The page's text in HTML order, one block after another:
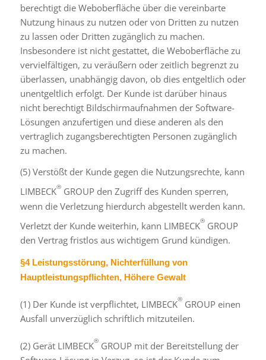
berechtigt die Weboberfläche über die vereinbarte
Nutzung hinaus zu nutzen oder von Dritten zu nutzen
zu lassen oder Dritten zugänglich zu machen.
Insbesondere ist nicht gestattet, die Weboberfläche zu
vervielfältigen, zu veräußern oder zeitlich begrenzt zu
überlassen, unabhängig davon, ob dies entgeltlich oder
unentgeltlich erfolgt. Der Kunde ist darüber hinaus
nicht berechtigt Bildschirmaufnahmen der Software-
Lösungen anzufertigen und diese anderen als den
vertraglich zugangsberechtigten Personen zugänglich
zu machen.
(5) Verstößt der Kunde gegen die Nutzungsrechte, kann
LIMBECK®GROUP den Zugriff des Kunden sperren,
wenn die Verletzung hierdurch abgestellt werden kann.
Verletzt der Kunde weiterhin, kann LIMBECK®GROUP
den Vertrag fristlos aus wichtigem Grund kündigen.
§4 Leistungsstörung, Nichterfüllung von
Hauptleistungspflichten, Höhere Gewalt
(1) Der Kunde ist verpflichtet, LIMBECK®GROUP einen
Ausfall unverzüglich schriftlich mitzuteilen.
(2) Gerät LIMBECK®GROUP mit der Bereitstellung der